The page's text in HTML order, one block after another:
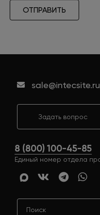
ОТПРАВИТЬ
sale@intecsite.ru
Задать вопрос
8 (800) 100-45-85
Единый номер отдела